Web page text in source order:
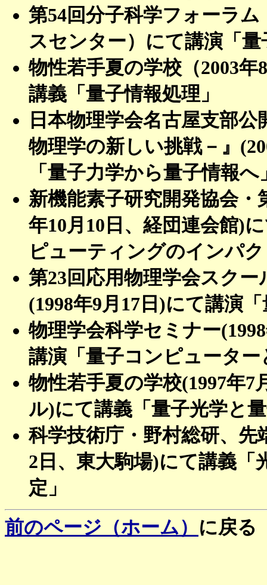
第54回分子科学フォーラ
スセンター）にて講演「
物性若手夏の学校（2003
講義「量子情報処理」
日本物理学会名古屋支部
物理学の新しい挑戦－』
「量子力学から量子情報へ
新機能素子研究開発協会
年10月10日、経団連会館)
ピューティングのインパ
第23回応用物理学会スク
(1998年9月17日)にて講演
物理学会科学セミナー
講演「量子コンピューター
物性若手夏の学校(1997年7
ル)にて講義「量子光学と
科学技術庁・野村総研、先
2日、東大駒場)にて講義「
定」
前のページ（ホーム） に戻る